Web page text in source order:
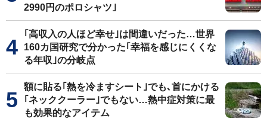
2990円のポロシャツ｣
｢高収入の人ほど幸せ｣は間違いだった…世界
160カ国研究で分かった｢幸福を感じにくくな
る年収｣の分岐点
額に貼る｢熱を冷ますシート｣でも､首にかける
｢ネッククーラー｣でもない…熱中症対策に最
も効果的なアイテム